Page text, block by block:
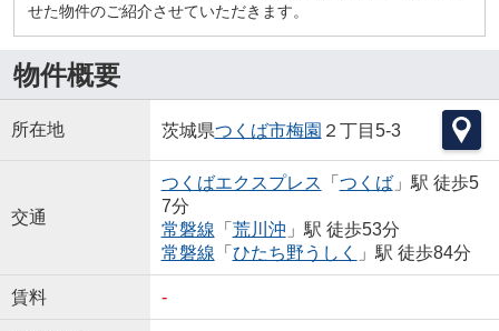
せた物件のご紹介させていただきます。
物件概要
所在地 茨城県つくば市梅園 ２丁目5-3
交通
つくばエクスプレス 「 つくば」駅 徒歩5
7分
常磐線 「 荒川沖 」駅 徒歩53分
常磐線 「 ひたち野うしく 」駅 徒歩84分
賃料 -